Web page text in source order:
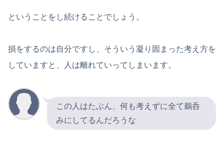
ということをし続けることでしょう。
損をするのは自分ですし、そういう凝り固まった考え方を
していますと、人は離れていってしまいます。
この人はたぶん、何も考えずに全て鵜呑
みにしてるんだろうな